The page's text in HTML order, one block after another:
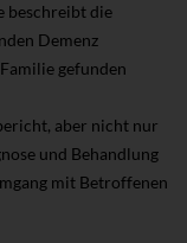
beschreibt die
Demenz
gefunden
aber nicht nur
und Behandlung
mit Betroffenen